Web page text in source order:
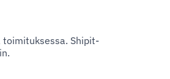
Shipit-